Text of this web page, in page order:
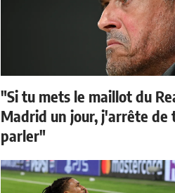
"Si tu mets le maillot du
Madrid un jour, j'arrête de
parler"